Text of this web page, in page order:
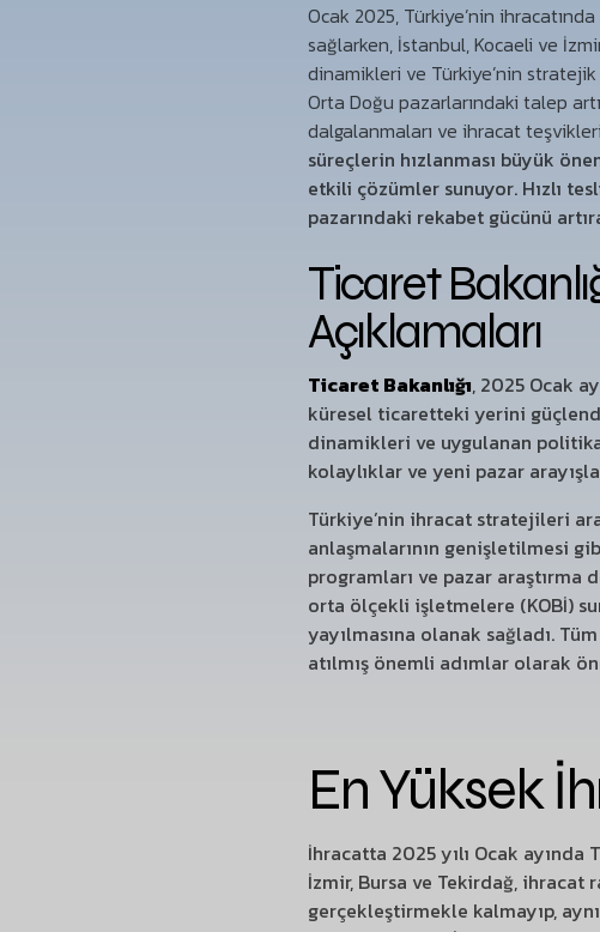
Ocak 2025, Türkiye’nin
sağlarken, İstanbul, Kocaeli ve
dinamikleri ve Türkiye’nin
Orta Doğu pazarlarındaki talep
dalgalanmaları ve ihracat
süreçlerin hızlanması büyük
etkili çözümler sunuyor. Hızlı
pazarındaki rekabet gücünü
Ticaret
Açıklamaları
Ticaret Bakanlığı, 2025 Ocak
küresel ticaretteki yerini
dinamikleri ve uygulanan
kolaylıklar ve yeni pazar
Türkiye’nin ihracat stratejileri
anlaşmalarının genişletilmesi
programları ve pazar araştırma
orta ölçekli işletmelere (KOBİ)
yayılmasına olanak sağladı.
atılmış önemli adımlar olarak
En Yüksek
İhracatta 2025 yılı Ocak
İzmir, Bursa ve Tekirdağ,
gerçekleştirmekle kalmayıp,